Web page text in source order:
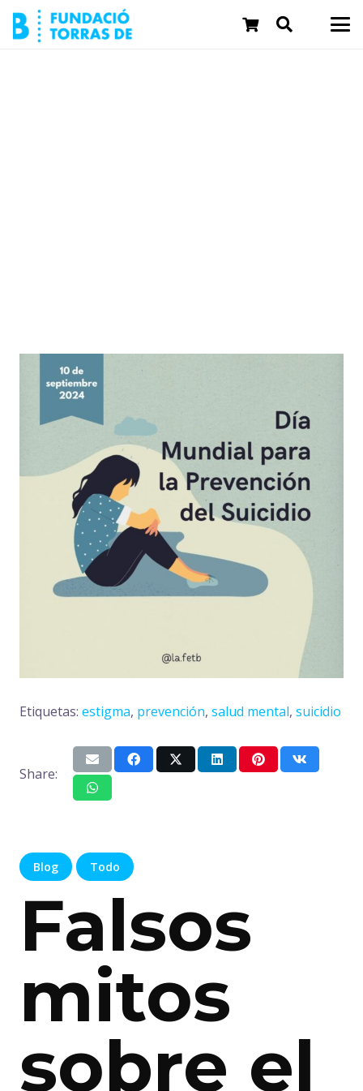
Etiquetas: estigma, prevención, salud mental, suicidio
Share:
Blog Todo
Falsos
mitos
sobre el